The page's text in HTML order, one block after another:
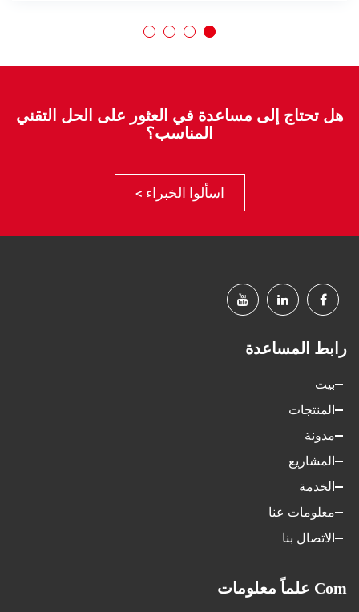
هل تحتاج إلى مساعدة في العثور على الحل التقني
المناسب؟
اسألوا الخبراء >
رابط المساعدة
بيت
المنتجات
مدونة
المشاريع
الخدمة
معلومات عنا
الاتصال بنا
Com علماً معلومات